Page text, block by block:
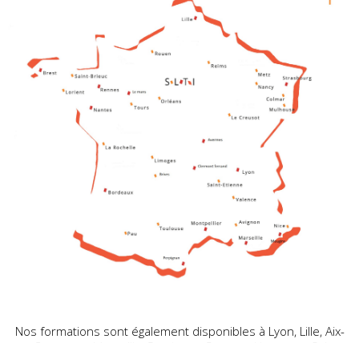
Nos formations sont également disponibles à Lyon, Lille, Aix-